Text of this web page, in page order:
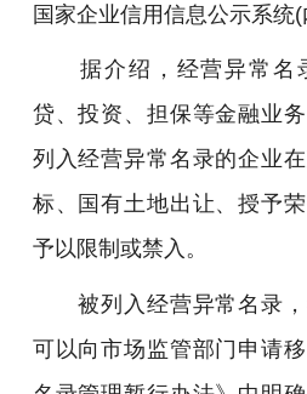
国家企业信用信息公示系统(
据介绍，经营异常名
贷、投资、担保等金融业
列入经营异常名录的企业
标、国有土地出让、授予
予以限制或禁入。
被列入经营异常名录，
可以向市场监管部门申请